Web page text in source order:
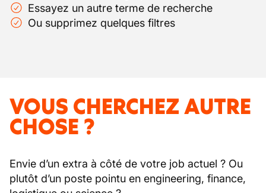
Essayez un autre terme de recherche
Ou supprimez quelques filtres
VOUS CHERCHEZ AUTRE
CHOSE ?
Envie d’un extra à côté de votre job actuel ? Ou
plutôt d’un poste pointu en engineering, finance,